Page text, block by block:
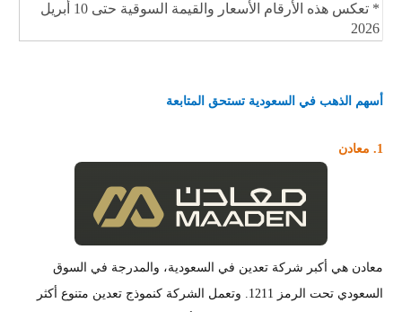
* تعكس هذه الأرقام الأسعار والقيمة السوقية حتى 10 أبريل
2026
أسهم الذهب في السعودية تستحق المتابعة
1. معادن
معادن هي أكبر شركة تعدين في السعودية، والمدرجة في السوق
السعودي تحت الرمز 1211. وتعمل الشركة كنموذج تعدين متنوع أكثر